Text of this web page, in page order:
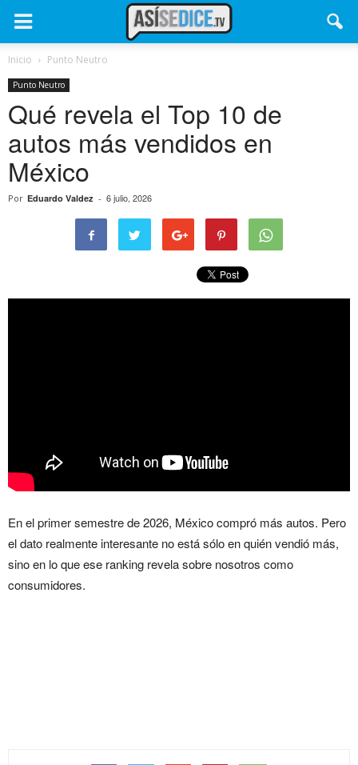
Inicio Punto Neutro
Punto Neutro
Qué revela el Top 10 de
autos más vendidos en
México
Por Eduardo Valdez - 6 julio, 2026
En el primer semestre de 2026, México compró más autos. Pero
el dato realmente interesante no está sólo en quién vendió más,
sino en lo que ese ranking revela sobre nosotros como
consumidores.